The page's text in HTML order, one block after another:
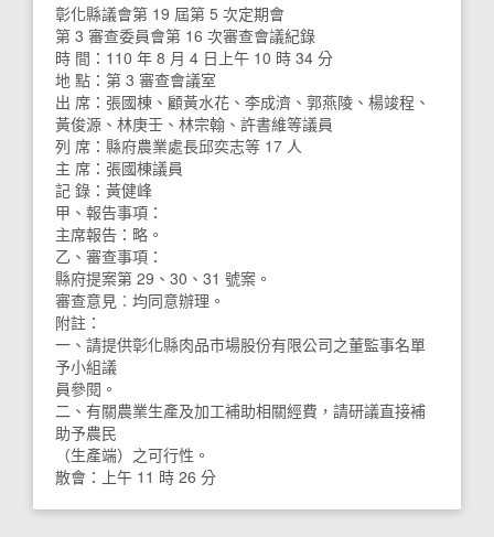
彰化縣議會第 19 屆第 5 次定期會
第 3 審查委員會第 16 次審查會議紀錄
時 間：110 年 8 月 4 日上午 10 時 34 分
地 點：第 3 審查會議室
出 席：張國棟、顧黃水花、李成濟、郭燕陵、楊竣程、
黃俊源、林庚壬、林宗翰、許書維等議員
列 席：縣府農業處長邱奕志等 17 人
主 席：張國棟議員
記 錄：黃健峰
甲、報告事項：
主席報告：略。
乙、審查事項：
縣府提案第 29、30、31 號案。
審查意見︰均同意辦理。
附註：
一、請提供彰化縣肉品市場股份有限公司之董監事名單
予小組議
員參閱。
二、有關農業生產及加工補助相關經費，請研議直接補
助予農民
（生產端）之可行性。
散會：上午 11 時 26 分